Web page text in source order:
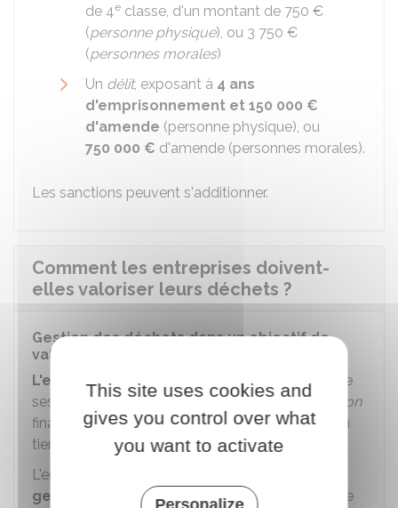
de 4e classe, d'un montant de 750 €
(personne physique), ou 3 750 €
(personnes morales)
Un délit, exposant à 4 ans
d'emprisonnement et 150 000 €
d'amende (personne physique), ou
750 000 € d'amende (personnes morales).
Les sanctions peuvent s'additionner.
Comment les entreprises doivent-
elles valoriser leurs déchets ?
Gestion des déchets dans un objectif de
valorisation
L'entreprise est responsable de la gestion de
ses déchets jusqu'à leur élimination ouvalorisation
finale, même lorsque le déchet est transféré à un
tiers pour être traité.
L'entreprise doit
gestion de ses déchets
par un tiers (entreprise
This site uses cookies and
gives you control over what
you want to activate
Personalize